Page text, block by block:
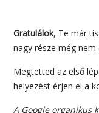
Gratulálok, Te már
nagy része még
Megtetted az első
helyezést érjen el a
A Google organikus